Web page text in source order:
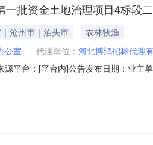
一批资金土地治理项目4标段
沧州市｜泊头市
农林牧渔
公室 代理单位： 河北博鸿招标代理
源平台：[平台内]公告发布日期：业主
沧州市-泊头市-->招标内容：-->2017